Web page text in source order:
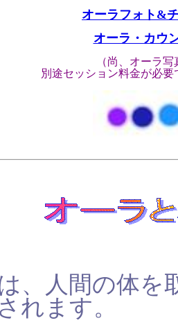
オーラフォト &
オーラ・カウ
（尚、オーラ
別途セッション料金が必
、人間の体を
れます。